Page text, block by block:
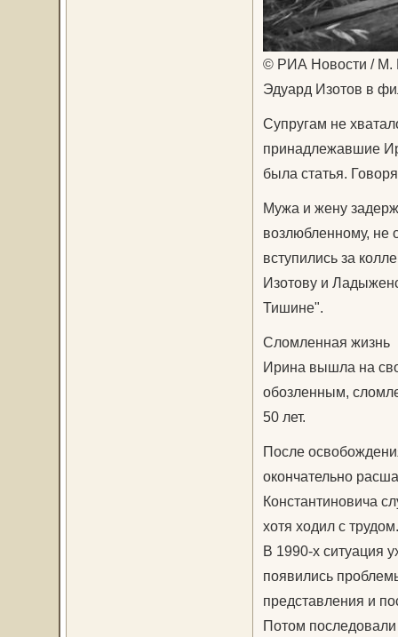
© РИА Новости / М.
Эдуард Изотов в
Супругам не
принадлежавшие
была статья.
Мужа и жену
возлюбленному, не
вступились за
Изотову и
Тишине".
Сломленная жизнь
Ирина вышла на
обозленным,
50 лет.
После
окончательно
Константиновича
хотя ходил с трудом.
В 1990-х ситуация
появились
представления и
Потом последовали